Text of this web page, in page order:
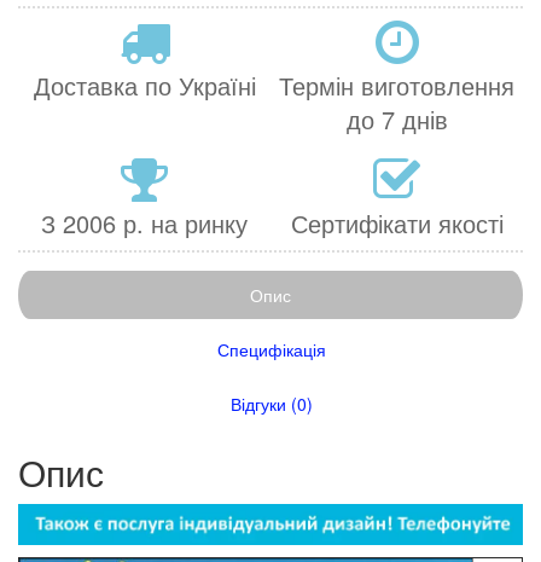
Доставка по Україні
Термін виготовлення
до 7 днів
З 2006 р. на ринку Сертифікати якості
Опис
Специфікація
Відгуки (0)
Опис